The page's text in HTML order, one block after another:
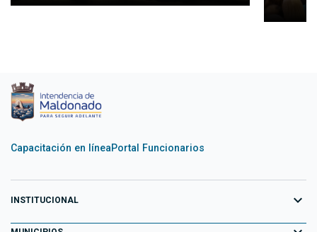
Capacitación en líneaPortal Funcionarios
INSTITUCIONAL expand_more
Equipo de Gobierno